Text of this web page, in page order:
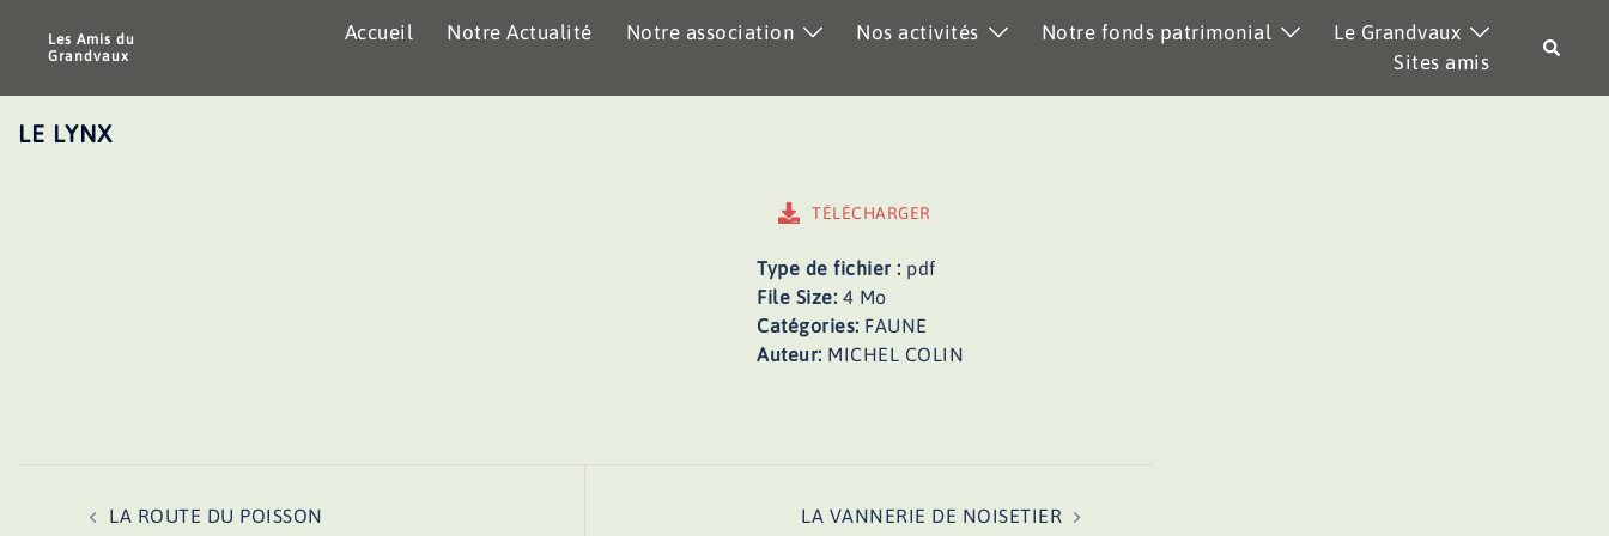
Les Amis du
Grandvaux
Accueil Notre Actualité Notre association Nos activités Notre fonds patrimonial
Le Grandvaux
Sites amis
LE LYNX
TÉLÉCHARGER
Type de fichier : pdf
File Size: 4 Mo
Catégories: FAUNE
Auteur: MICHEL COLIN
LA ROUTE DU POISSON LA VANNERIE DE NOISETIER